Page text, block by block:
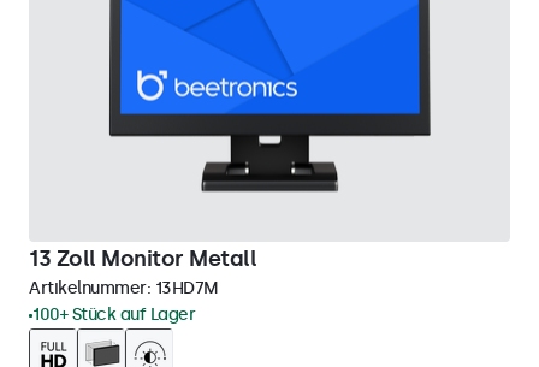
13 Zoll Monitor Metall
Artikelnummer: 13HD7M
100+ Stück auf Lager